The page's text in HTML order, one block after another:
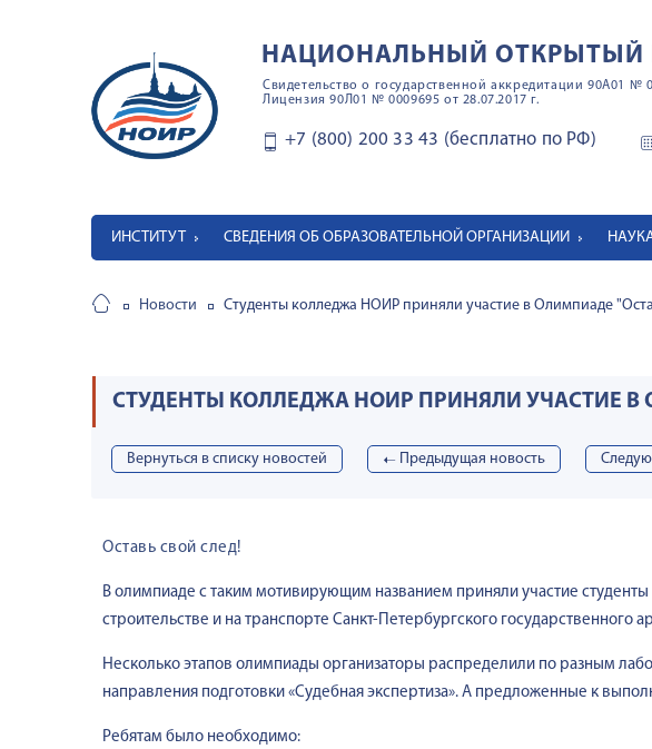
НАЦИОНАЛЬНЫЙ ОТКРЫТЫЙ
Свидетельство о государственной аккредитации 90А01 №
Лицензия 90Л01 № 0009695 от 28.07.2017 г.
+7 (800) 200 33 43 (бесплатно по РФ)
ИНСТИТУТ СВЕДЕНИЯ ОБ ОБРАЗОВАТЕЛЬНОЙ ОРГАНИЗАЦИИ
Новости Студенты колледжа НОИР приняли участие в Олимпиаде
СТУДЕНТЫ КОЛЛЕДЖА НОИР ПРИНЯЛИ УЧАСТИЕ В
Вернуться в списку новостей ➝ Предыдущая новость
Оставь свой след!
В олимпиаде с таким мотивирующим названием приняли участие
строительстве и на транспорте Санкт-Петербургского государственного
Несколько этапов олимпиады организаторы распределили по разным
направления подготовки «Судебная экспертиза». А предложенные к
Ребятам было необходимо: